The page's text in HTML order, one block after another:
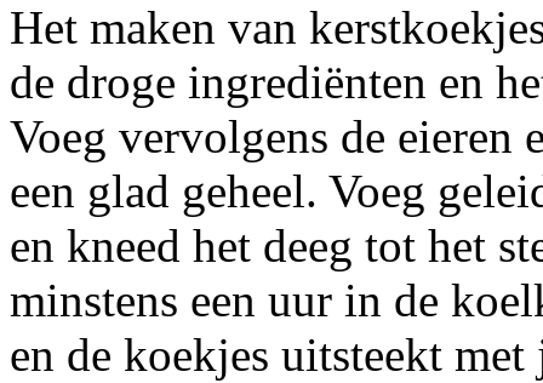
Het maken van
de droge ingrediënten en
Voeg vervolgens de eieren
een glad geheel. Voeg
en kneed het deeg tot het
minstens een uur in de
en de koekjes uitsteekt